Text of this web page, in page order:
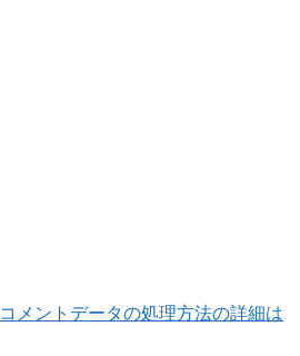
コメントデータの処理方法の詳細は